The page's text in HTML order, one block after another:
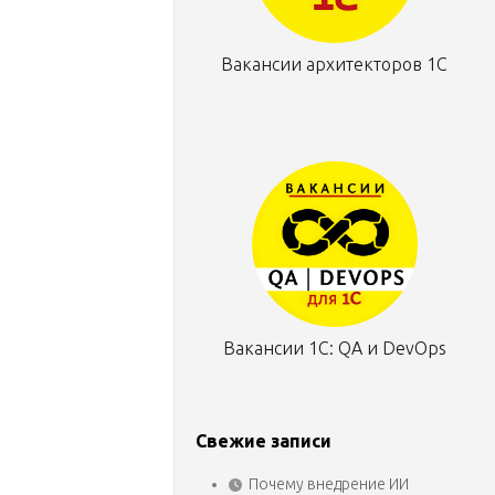
Вакансии архитекторов 1С
Вакансии 1С: QA и DevOps
Свежие записи
Почему внедрение ИИ